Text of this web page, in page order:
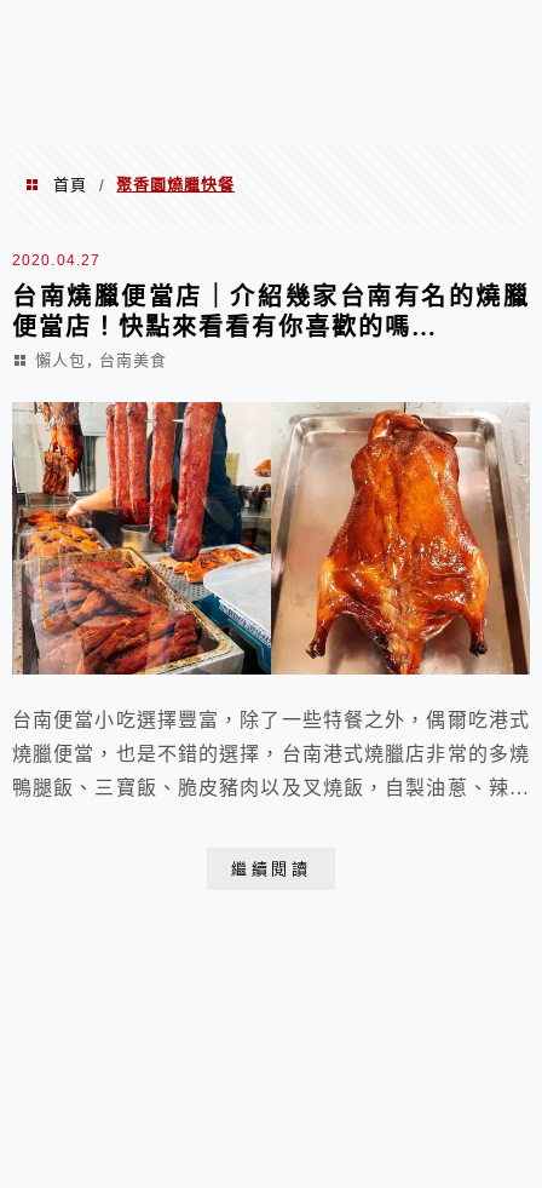
首頁 / 聚香園燒臘快餐
聚香園燒臘快餐
2020.04.27
台南燒臘便當店｜介紹幾家台南有名的燒臘
便當店！快點來看看有你喜歡的嗎…
懶人包 , 台南美食
台南便當小吃選擇豐富，除了一些特餐之外，偶爾吃港式
燒臘便當，也是不錯的選擇，台南港式燒臘店非常的多燒
鴨腿飯、三寶飯、脆皮豬肉以及叉燒飯，自製油蔥、辣菜
繼續閱讀